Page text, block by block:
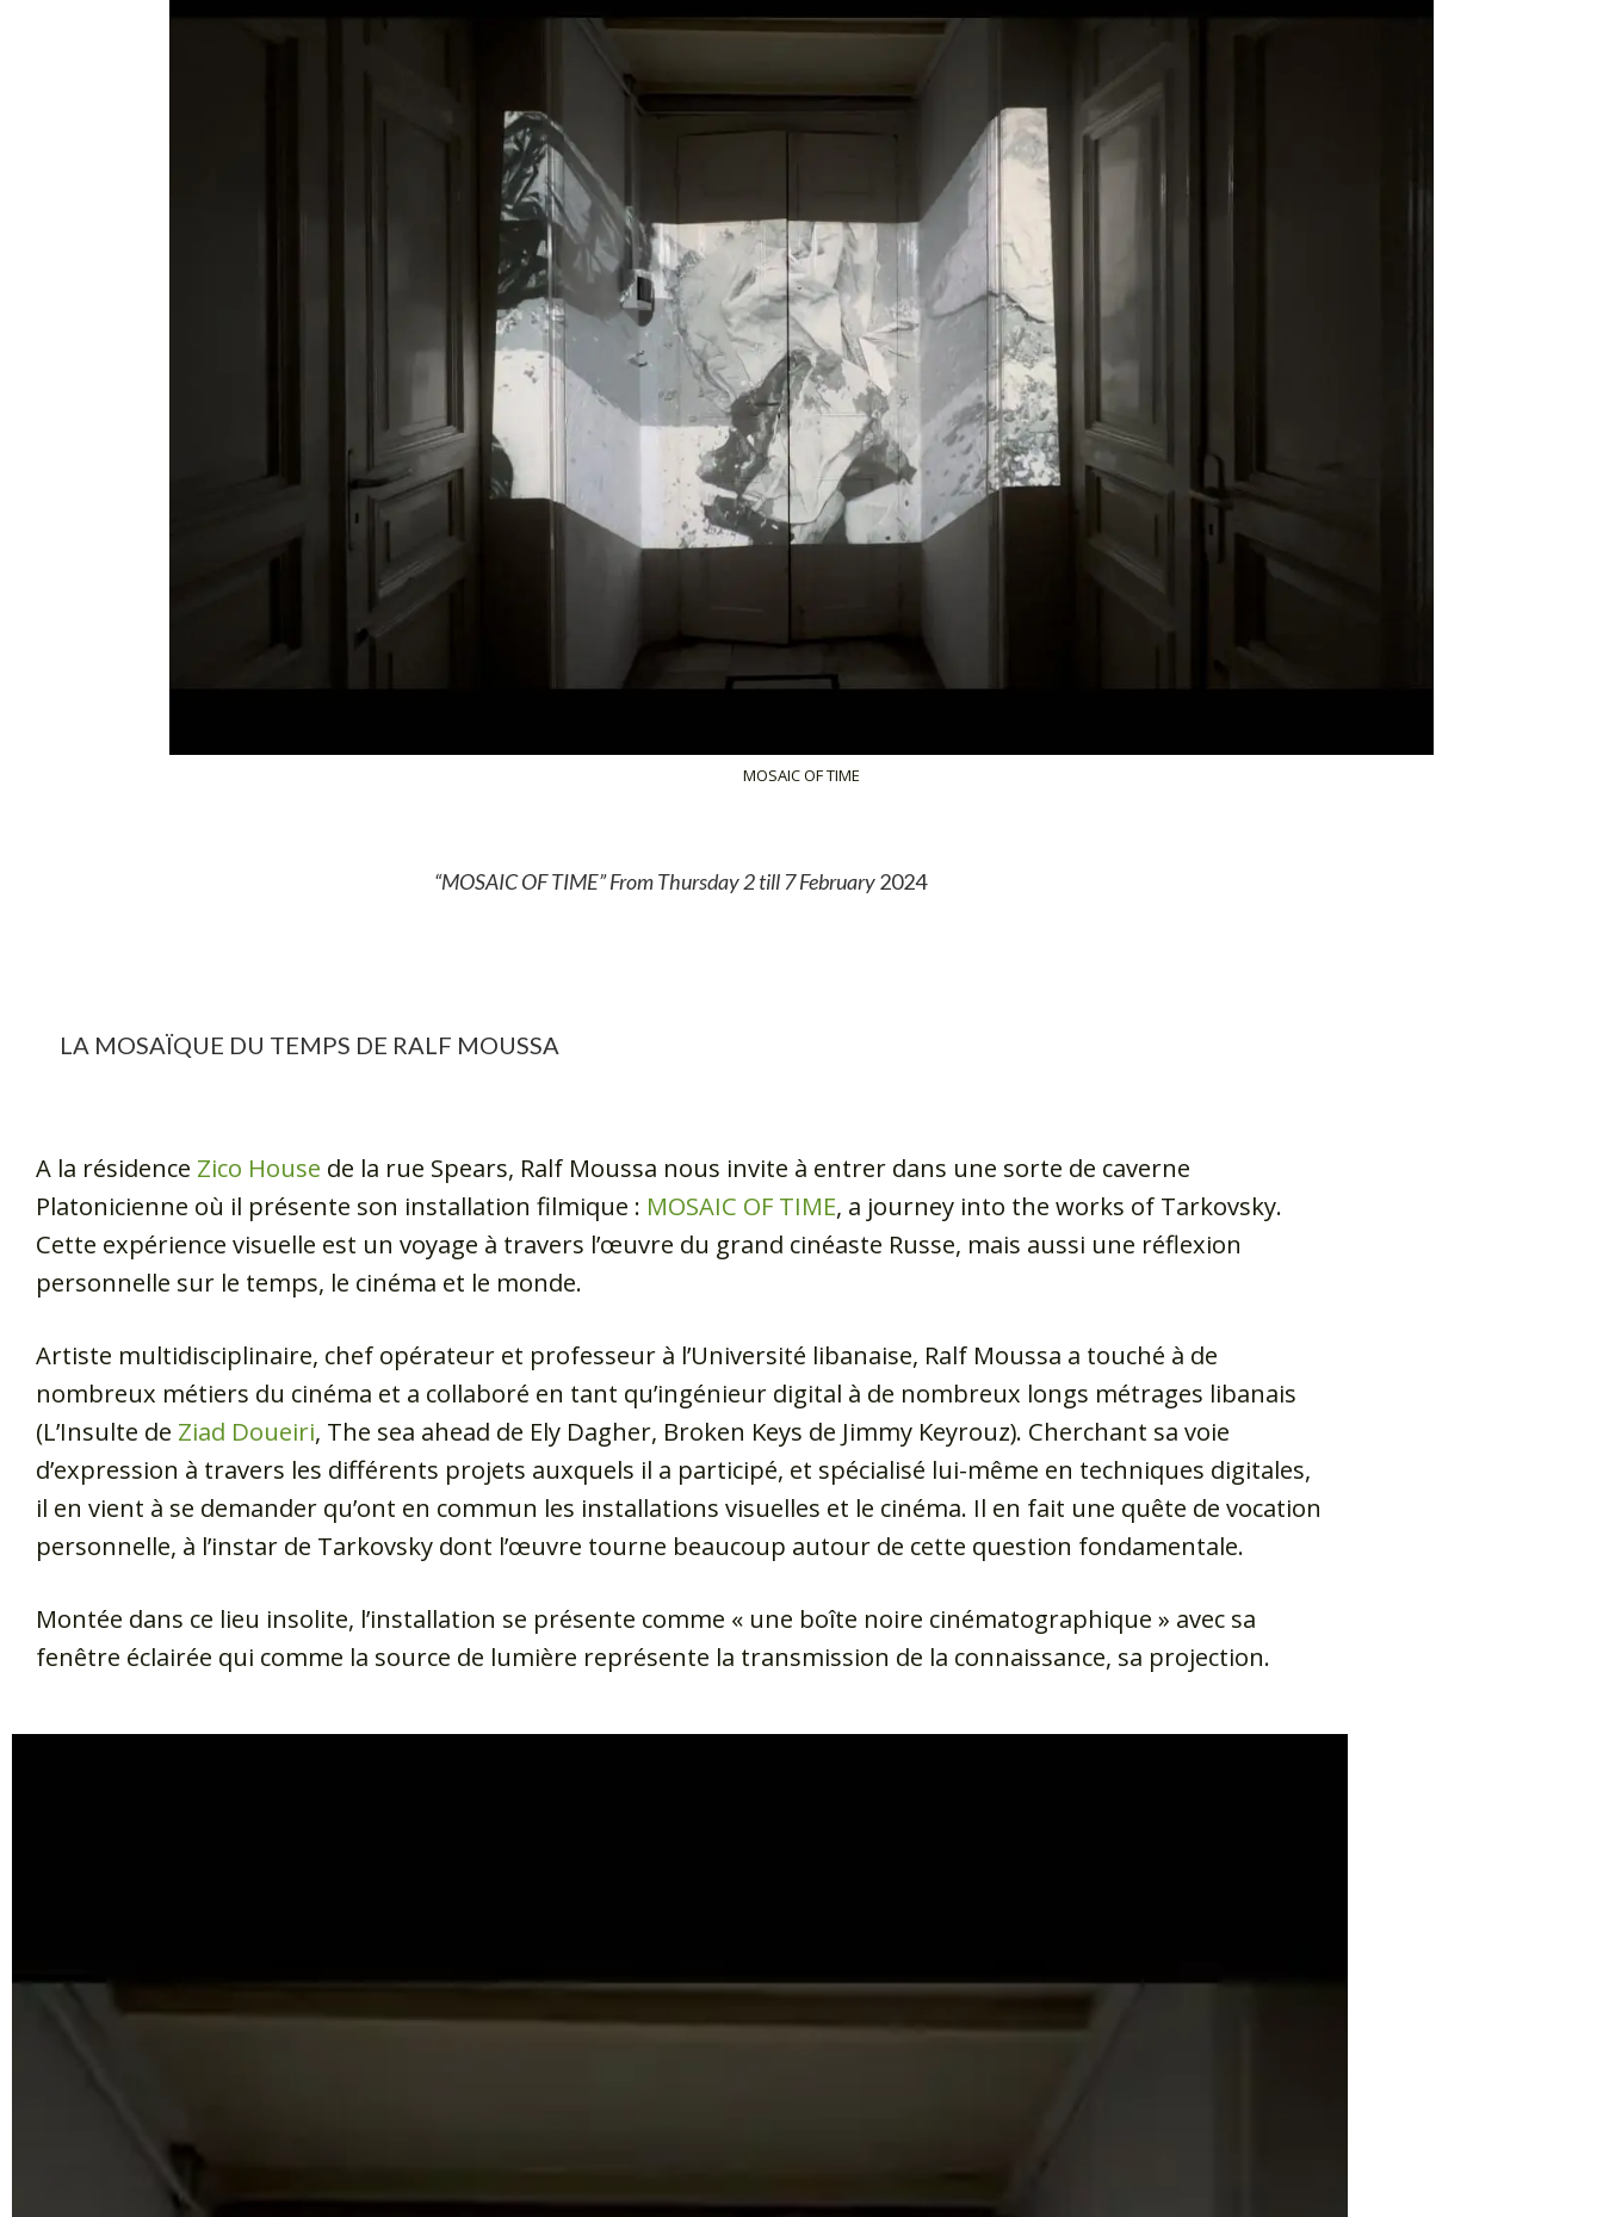
MOSAIC OF TIME
“MOSAIC OF TIME” FromThursday 2 till 7 February2024
LA MOSAÏQUE DU TEMPS DE RALF MOUSSA
A la résidence Zico House de la rue Spears, Ralf Moussa nous invite à entrer dans une sorte de caverne
Platonicienne où il présente son installation filmique : MOSAIC OF TIME, a journey into the works of Tarkovsky.
Cette expérience visuelle est un voyage à travers l’œuvre du grand cinéaste Russe, mais aussi une réflexion
personnelle sur le temps, le cinéma et le monde.
Artiste multidisciplinaire, chef opérateur et professeur à l’Université libanaise, Ralf Moussa a touché à de
nombreux métiers du cinéma et a collaboré en tant qu’ingénieur digital à de nombreux longs métrages libanais
(L’Insulte de Ziad Doueiri, The sea ahead de Ely Dagher, Broken Keys de Jimmy Keyrouz). Cherchant sa voie
d’expression à travers les différents projets auxquels il a participé, et spécialisé lui-même en techniques digitales,
il en vient à se demander qu’ont en commun les installations visuelles et le cinéma. Il en fait une quête de vocation
personnelle, à l’instar de Tarkovsky dont l’œuvre tourne beaucoup autour de cette question fondamentale.
Montée dans ce lieu insolite, l’installation se présente comme « une boîte noire cinématographique » avec sa
fenêtre éclairée qui comme la source de lumière représente la transmission de la connaissance, sa projection.